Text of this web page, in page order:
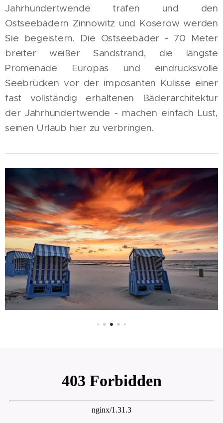
Jahrhundertwende trafen und den
Ostseebädern Zinnowitz und Koserow werden
Sie begeistern. Die Ostseebäder - 70 Meter
breiter weißer Sandstrand, die längste
Promenade Europas und eindrucksvolle
Seebrücken vor der imposanten Kulisse einer
fast vollständig erhaltenen Bäderarchitektur
der Jahrhundertwende - machen einfach Lust,
seinen Urlaub hier zu verbringen.